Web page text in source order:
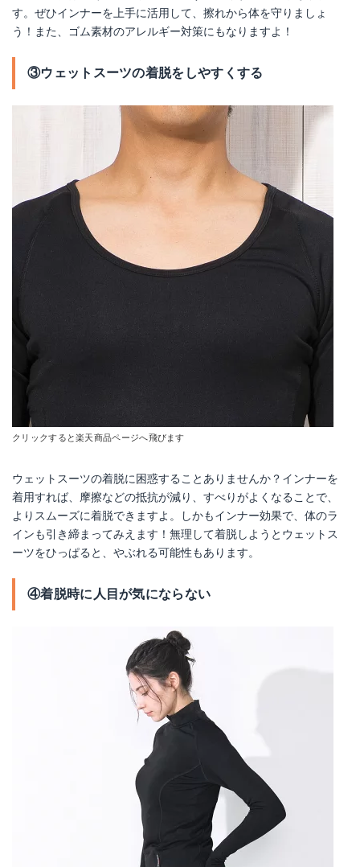
す。ぜひインナーを上手に活用して、擦れから体を守りましょ
う！また、ゴム素材のアレルギー対策にもなりますよ！
③ウェットスーツの着脱をしやすくする
クリックすると楽天商品ページへ飛びます
ウェットスーツの着脱に困惑することありませんか？インナーを
着用すれば、摩擦などの抵抗が減り、すべりがよくなることで、
よりスムーズに着脱できますよ。しかもインナー効果で、体のラ
インも引き締まってみえます！無理して着脱しようとウェットス
ーツをひっぱると、やぶれる可能性もあります。
④着脱時に人目が気にならない